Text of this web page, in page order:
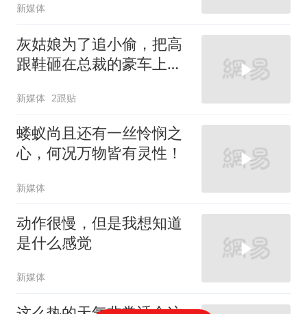
新媒体
灰姑娘为了追小偷，把高
跟鞋砸在总裁的豪车上，
新媒体 2跟贴
蝼蚁尚且还有一丝怜悯之
心，何况万物皆有灵性！
新媒体
动作很慢，但是我想知道
是什么感觉
新媒体